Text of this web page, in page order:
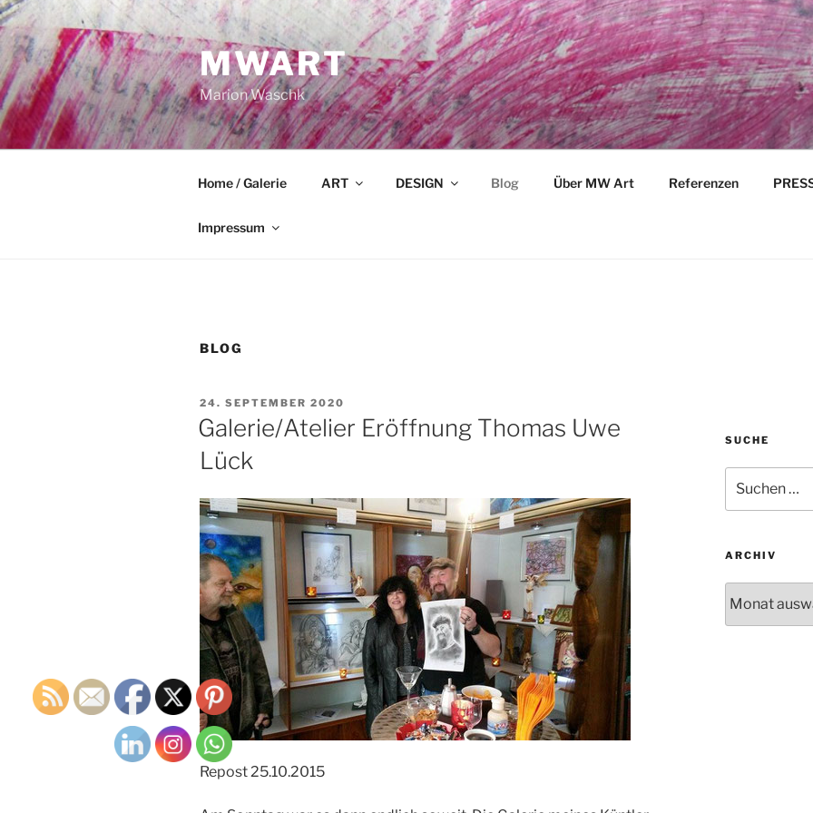
Zum
Inhalt
springen
MWART
Marion Waschk
Home / Galerie ART DESIGN Blog Über MW Art Referenzen
Impressum
BLOG
VERÖFFENTLICHT
AM
24. SEPTEMBER 2020
Galerie/Atelier Eröffnung Thomas Uwe
Lück
Repost 25.10.2015
SUCHE
nach:
ARCHIV